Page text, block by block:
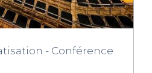
- Conférence